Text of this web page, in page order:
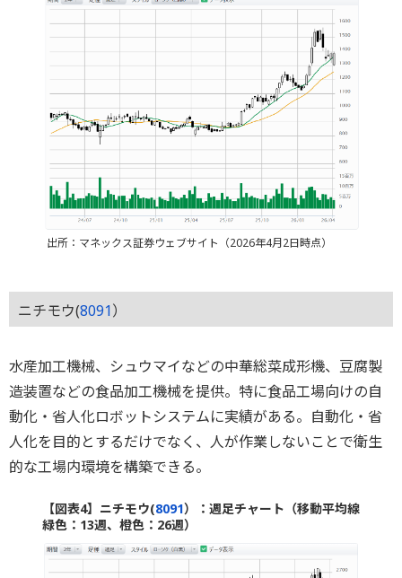
出所：マネックス証券ウェブサイト（2026年4月2日時点）
ニチモウ(8091）
水産加工機械、シュウマイなどの中華総菜成形機、豆腐製
造装置などの食品加工機械を提供。特に食品工場向けの自
動化・省人化ロボットシステムに実績がある。自動化・省
人化を目的とするだけでなく、人が作業しないことで衛生
的な工場内環境を構築できる。
【図表4】ニチモウ(8091）：週足チャート（移動平均線
緑色：13週、橙色：26週）